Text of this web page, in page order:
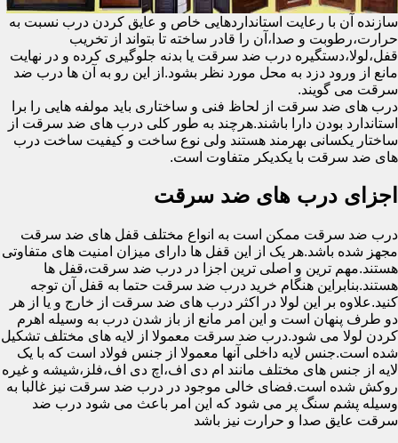
سازنده آن با رعایت استانداردهایی خاص و عایق کردن درب نسبت به
حرارت،رطوبت و صدا،آن را قادر ساخته تا بتواند از تخریب
قفل،لولا،دستگیره درب ضد سرقت یا بدنه جلوگیری کرده و در نهایت
مانع از ورود دزد به محل مورد نظر بشود.از این رو به آن ها درب ضد
سرقت می گویند.
درب های ضد سرقت از لحاظ فنی و ساختاری باید مولفه هایی را برا
استاندارد بودن دارا باشند.هرچند به طور کلی درب های ضد سرقت از
ساختار یکسانی بهرمند هستند ولی نوع ساخت و کیفیت ساخت درب
های ضد سرقت با یکدیکر متفاوت است.
اجزای درب های ضد سرقت
درب ضد سرقت ممکن است به انواع مختلف قفل های ضد سرقت
مجهز شده باشد.هر یک از این قفل ها دارای میزان امنیت های متفاوتی
هستند.مهم ترین و اصلی ترین اجزا در درب ضد سرقت،قفل ها
هستند.بنابراین هنگام خرید درب ضد سرقت حتما به قفل آن توجه
کنید.علاوه بر این لولا در اکثر درب های ضد سرقت از خارج و یا از هر
دو طرف پنهان است و این امر مانع از باز شدن درب به وسیله اهرم
کردن لولا می شود.درب ضد سرقت معمولا از لایه های مختلف تشکیل
شده است.جنس لایه داخلی آنها معمولا از جنس فولاد است که با یک
لایه از جنس های مختلف مانند ام دی اف،اچ دی اف،فلز،شیشه و غیره
روکش شده است.فضای خالی موجود در درب ضد سرقت نیز غالبا به
وسیله پشم سنگ پر می شود که این امر باعث می شود درب ضد
سرقت عایق صدا و حرارت نیز باشد